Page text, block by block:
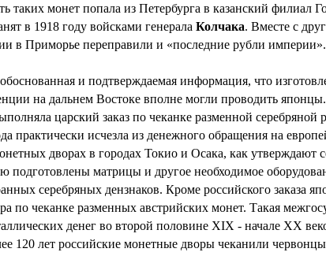
таких монет попала из Петербурга в казанский филиал
в 1918 году войсками генерала Колчака. Вместе с
в Приморье переправили и «последние рубли империи».
и подтверждаемая информация, что
на дальнем Востоке вполне могли проводить
царский заказ по чеканке разменной серебряной
практически исчезла из денежного обращения на
дворах в городах Токио и Осака, как утверждают
подготовлены матрицы и другое необходимое
серебряных дензнаков. Кроме российского заказа
по чеканке разменных австрийских монет. Такая
денег во второй половине XIX - начале ХХ
120 лет российские монетные дворы чеканили